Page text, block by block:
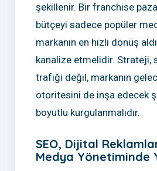
şekillenir. Bir franchise
bütçeyi sadece popüler
markanın en hızlı dönüş
kanalize etmelidir. Strateji,
trafiği değil, markanın
otoritesini de inşa edecek
boyutlu kurgulanmalıdır.
SEO, Dijital
Medya Yönetiminde